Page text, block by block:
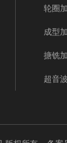
轮圈
成型
搪铣
超音